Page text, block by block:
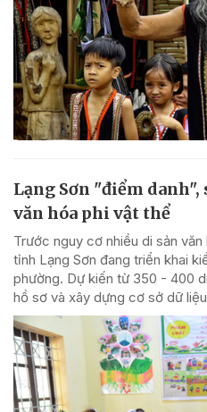
Lạng Sơn "điểm danh",
văn hóa phi vật thể
Trước nguy cơ nhiều di sản
tỉnh Lạng Sơn đang triển khai
phường. Dự kiến từ 350 - 400
hồ sơ và xây dựng cơ sở dữ